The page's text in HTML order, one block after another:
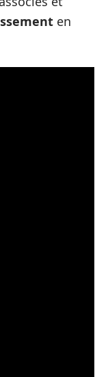
en